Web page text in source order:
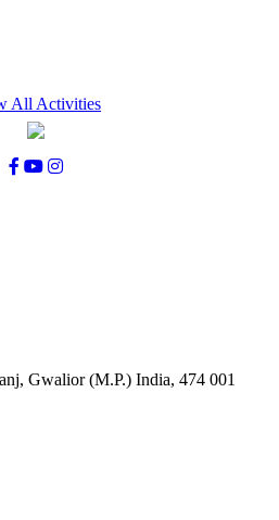
All Activities
Gwalior (M.P.) India, 474 001